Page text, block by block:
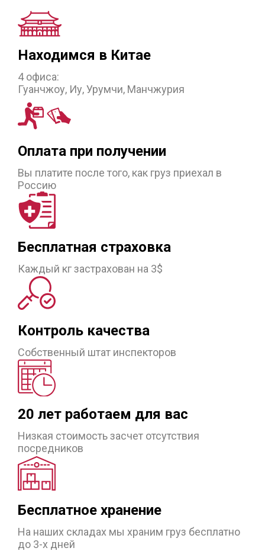
Находимся в Китае
4 офиса:
Гуанчжоу, Иу, Урумчи, Манчжурия
Оплата при получении
Вы платите после того, как груз приехал в
Россию
Бесплатная страховка
Каждый кг застрахован на 3$
Контроль качества
Собственный штат инспекторов
20 лет работаем для вас
Низкая стоимость засчет отсутствия
посредников
Бесплатное хранение
На наших складах мы храним груз бесплатно
до 3-х дней